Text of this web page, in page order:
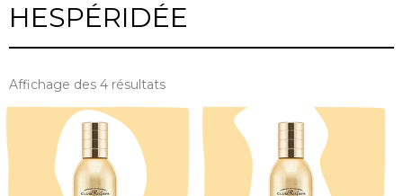
HESPÉRIDÉE
Affichage des 4 résultats